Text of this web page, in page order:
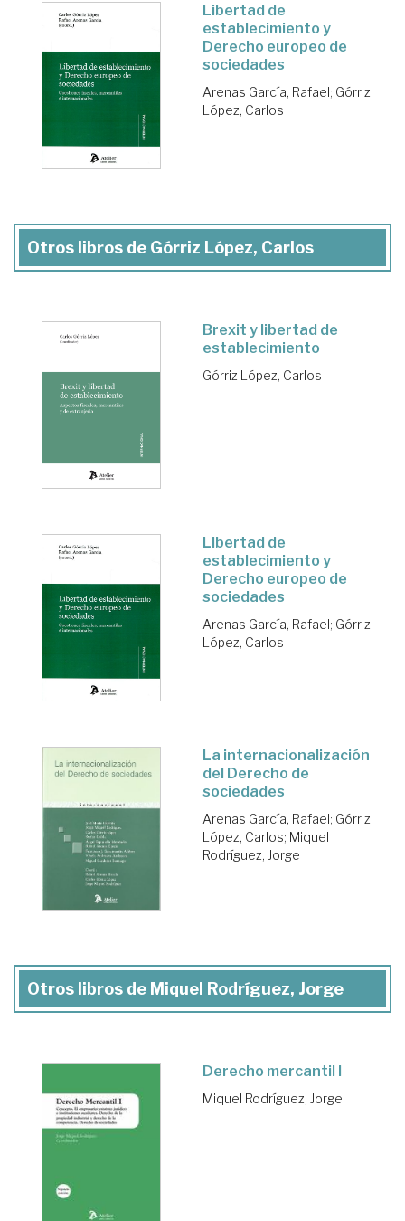
Libertad de
establecimiento y
Derecho europeo de
sociedades
Arenas García, Rafael; Górriz
López, Carlos
Otros libros de Górriz López, Carlos
Brexit y libertad de
establecimiento
Górriz López, Carlos
Libertad de
establecimiento y
Derecho europeo de
sociedades
Arenas García, Rafael; Górriz
López, Carlos
La internacionalización
del Derecho de
sociedades
Arenas García, Rafael; Górriz
López, Carlos; Miquel
Rodríguez, Jorge
Otros libros de Miquel Rodríguez, Jorge
Derecho mercantil I
Miquel Rodríguez, Jorge